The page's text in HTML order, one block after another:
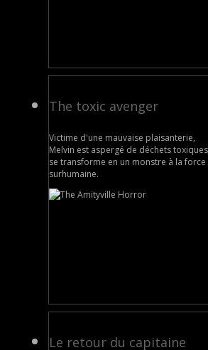
The toxic avenger
Victime d'une mauvaise plaisanterie,
Melvin est aspergé de déchets
se transforme en un monstre à la force
surhumaine.
Le retour du capitaine